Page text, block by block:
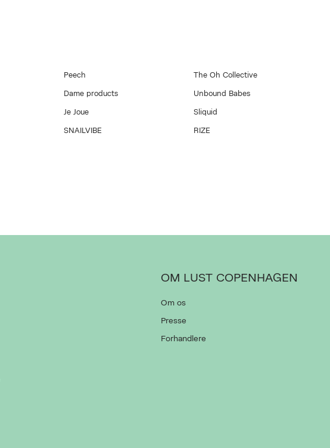
Peech The Oh Collective
Dame products Unbound Babes
Je Joue Sliquid
SNAILVIBE RIZE
OM LUST COPENHAGEN
Om os
Presse
Forhandlere